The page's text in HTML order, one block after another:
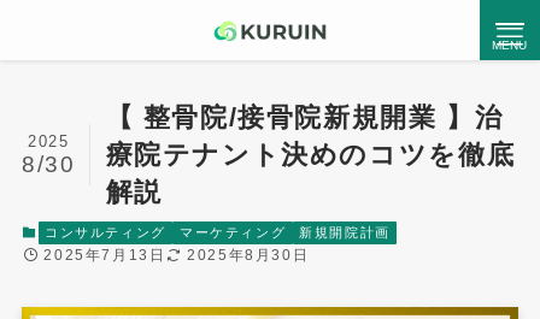
● Kuruinとは
Service List
【 整骨院/接骨院新規開業 】治
療院テナント決めのコツを徹底
解説
2025
8/30
コンサルティング マーケティング 新規開院計画
2025年7月13日 2025年8月30日